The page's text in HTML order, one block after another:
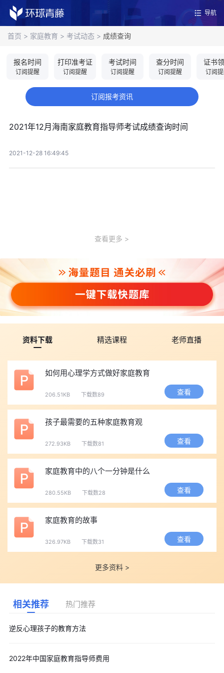
导航
首页 > 家庭教育 > 考试动态 > 成绩查询
报名时间
订阅提醒
打印准考证
订阅提醒
考试时间
订阅提醒
查分时间
订阅提醒
证书
订阅
订阅报考资讯
2021年12月海南家庭教育指导师考试成绩查询时间
2021-12-28 16:49:45
查看更多
资料下载 精选课程 老师直播
如何用心理学方式做好家庭教育
206.51KB 下载数89 查看
孩子最需要的五种家庭教育观
272.93KB 下载数81 查看
家庭教育中的八个一分钟是什么
280.55KB 下载数28 查看
家庭教育的故事
326.97KB 下载数31 查看
更多资料 >
相关推荐 热门推荐
逆反心理孩子的教育方法
2022年中国家庭教育指导师费用